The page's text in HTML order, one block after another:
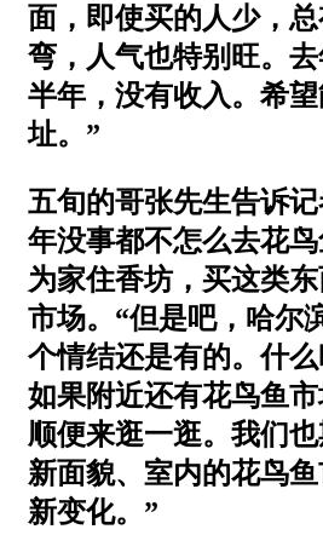
面，即使买的人少，
弯，人气也特别旺。
半年，没有收入。希
址。”
五旬的哥张先生告诉
年没事都不怎么去花
为家住香坊，买这类
市场。“但是吧，哈尔
个情结还是有的。什么
如果附近还有花鸟鱼
顺便来逛一逛。我们
新面貌、室内的花鸟
新变化。”